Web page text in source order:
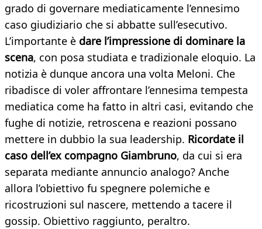
grado di governare mediaticamente l’ennesimo
caso giudiziario che si abbatte sull’esecutivo.
L’importante è dare l’impressione di dominare la
scena, con posa studiata e tradizionale eloquio. La
notizia è dunque ancora una volta Meloni. Che
ribadisce di voler affrontare l’ennesima tempesta
mediatica come ha fatto in altri casi, evitando che
fughe di notizie, retroscena e reazioni possano
mettere in dubbio la sua leadership. Ricordate il
caso dell’ex compagno Giambruno, da cui si era
separata mediante annuncio analogo? Anche
allora l’obiettivo fu spegnere polemiche e
ricostruzioni sul nascere, mettendo a tacere il
gossip. Obiettivo raggiunto, peraltro.